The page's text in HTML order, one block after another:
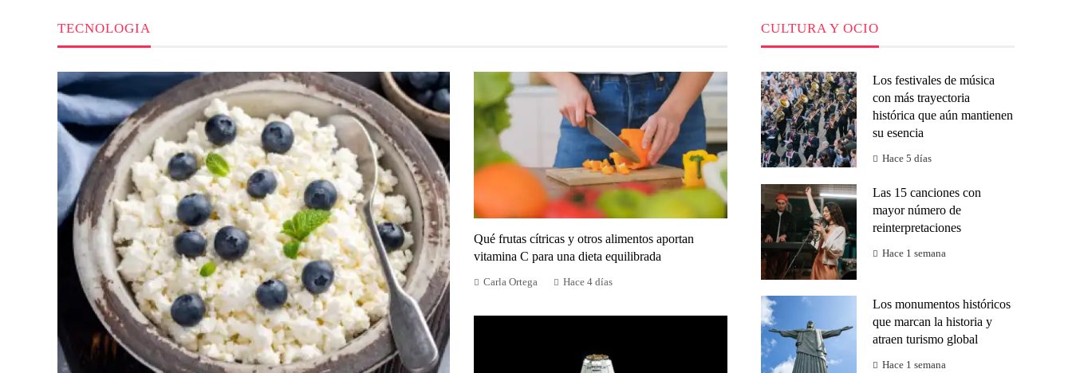
TECNOLOGIA
Qué frutas cítricas y otros alimentos aportan
vitamina C para una dieta equilibrada
Carla Ortega Hace 4 días
CULTURA Y OCIO
Los festivales de música
con más trayectoria
histórica que aún mantienen
su esencia
Hace 5 días
Las 15 canciones con
mayor número de
reinterpretaciones
Hace 1 semana
Los monumentos históricos
que marcan la historia y
atraen turismo global
Hace 1 semana